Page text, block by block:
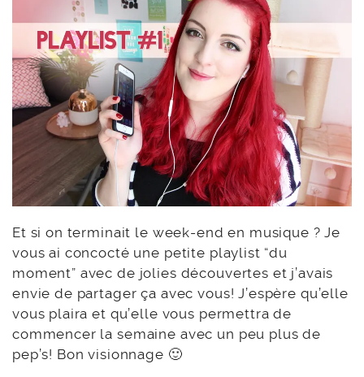
Et si on terminait le week-end en musique ? Je
vous ai concocté une petite playlist “du
moment” avec de jolies découvertes et j’avais
envie de partager ça avec vous! J’espère qu’elle
vous plaira et qu’elle vous permettra de
commencer la semaine avec un peu plus de
pep’s! Bon visionnage 🙂